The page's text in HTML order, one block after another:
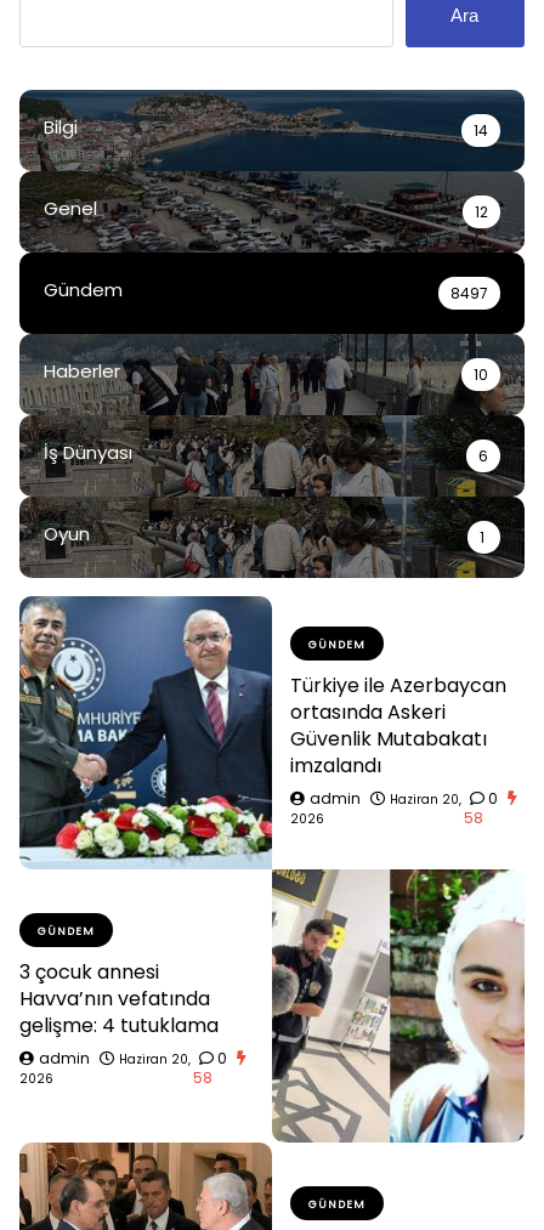
Ara
Bilgi 14
Genel 12
Gündem 8497
Haberler 10
İş Dünyası 6
Oyun 1
GÜNDEM
Türkiye ile Azerbaycan
ortasında Askeri
Güvenlik Mutabakatı
imzalandı
admin
Haziran 20,
2026
0
58
GÜNDEM
3 çocuk annesi
Havva’nın vefatında
gelişme: 4 tutuklama
admin
Haziran 20,
2026
0
58
GÜNDEM